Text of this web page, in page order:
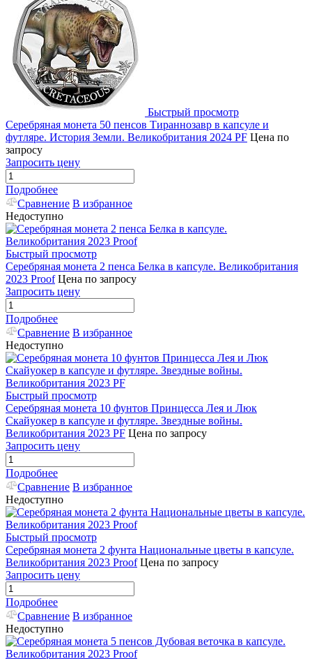
Быстрый просмотр
Серебряная монета 50 пенсов Тираннозавр в капсуле и
футляре. История Земли. Великобритания 2024 PF Цена по
запросу
Запросить цену
Подробнее
Сравнение В избранное
Недоступно
Быстрый просмотр
Серебряная монета 2 пенса Белка в капсуле. Великобритания
2023 Proof Цена по запросу
Запросить цену
Подробнее
Сравнение В избранное
Недоступно
Быстрый просмотр
Серебряная монета 10 фунтов Принцесса Лея и Люк
Скайуокер в капсуле и футляре. Звездные войны.
Великобритания 2023 PF Цена по запросу
Запросить цену
Подробнее
Сравнение В избранное
Недоступно
Быстрый просмотр
Серебряная монета 2 фунта Национальные цветы в капсуле.
Великобритания 2023 Proof Цена по запросу
Запросить цену
Подробнее
Сравнение В избранное
Недоступно